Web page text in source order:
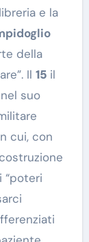
e la
della
Il 15 il
suo
cui, con
“poteri